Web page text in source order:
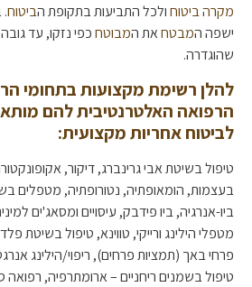
מקרה ביטוחולכל התביעות בתקופת הביטוח.
ישפה המבטחאת המבוטחכפי נזקו, עד
שהוגדרה.
להלן רשימת מקצועות בתחומי
הרפואה האלטרנטיבית להם
לביטוח אחריות מקצועית:
טיפול בשיטת אבי גרינברג, דיקור,
בעצמות, הומאופתיה, נטורופתיה, מטפלים
ביו-אנרגיה, ביו פידבק, עיסויים ומסאג'ים
מטפלי הילינג ורייקי, טווינא, טיפול בשיטת
פרחי באך (תמציות פרחים), ריפוי/הילינג
טיפול בשמנים ריחניים – ארומתרפיה, רפואה